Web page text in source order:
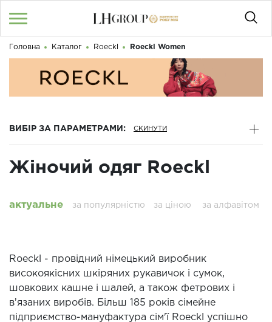
Увійти / Реєстрація
050 187 33 33
Графік роботи з 9:00 до 21:00
КОНТАКТИ
Доброго дня! Що Ви шукаєте?
Головна Каталог Roeckl Roeckl Women
ВИБІР ЗА ПАРАМЕТРАМИ:
Жіночий одяг Roeckl
актуальне за популярністю за ціною за алфавітом
Roeckl - провідний німецький виробник
високоякісних шкіряних рукавичок і сумок,
шовкових кашне і шалей, а також фетрових і
вʼязаних виробів. Більш 185 років сімейне
підприємство-мануфактура сім'ї Roeckl успішно